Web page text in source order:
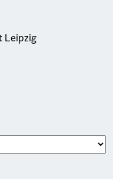
Leipzig